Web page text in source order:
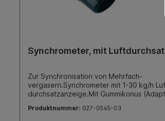
Synchrometer, mit
Zur Synchronisation von Mehrfach-
vergasern.Synchrometer mit 1-30 kg/h
durchsatzanzeige.Mit Gummikonus
Produktnummer: 027-0545-03